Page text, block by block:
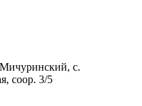
с.
соор. 3/5